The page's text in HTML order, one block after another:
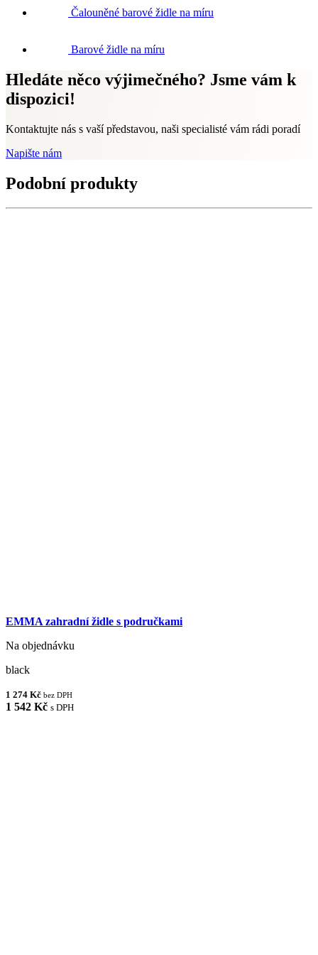
Čalouněné barové židle na míru
Barové židle na míru
Hledáte něco výjimečného? Jsme vám k
dispozici!
Kontaktujte nás s vaší představou, naši specialisté vám rádi poradí
Napište nám
Podobní produkty
EMMA zahradní židle s područkami
Na objednávku
black
1 274 Kč bez DPH
1 542 Kč s DPH